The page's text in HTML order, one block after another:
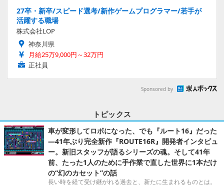
27卒・新卒/スピード選考/新作ゲームプログラマー/若手が
活躍する職場
株式会社LOP
神奈川県
月給25万9,000円～32万円
正社員
Sponsored by
トピックス
車が変形してロボになった、でも『ルート16』だった
―41年ぶり完全新作『ROUTE16R』開発者インタビュ
ー。新旧スタッフが語るシリーズの魂。そして41年
前、たった1人のために手作業で直した世界に1本だけ
の“幻のカセット”の話
長い時を経て受け継がれる過去と、新たに生まれるものとは。